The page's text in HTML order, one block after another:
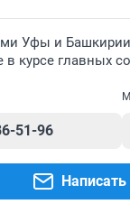
Уфы и
в курсе главных
51-96